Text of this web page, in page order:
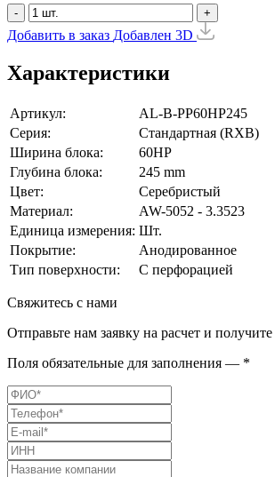
- +
Добавить в заказ Добавлен 3D
Характеристики
Артикул:
AL-B-PP60HP245
Серия:
Стандартная (RXB)
Ширина блока:
60HP
Глубина блока:
245 mm
Цвет:
Серебристый
Материал:
AW-5052 - 3.3523
Единица измерения: Шт.
Покрытие:
Анодированное
Тип поверхности:
С перфорацией
Свяжитесь с нами
Отправьте нам заявку на расчет и
Поля обязательные для заполнения — *